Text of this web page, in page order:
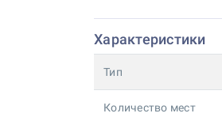
Характеристики
Тип
Количество мест